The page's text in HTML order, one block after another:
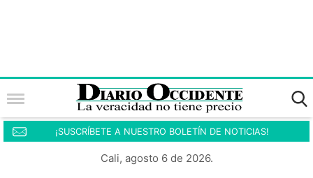
¡SUSCRÍBETE A NUESTRO BOLETÍN DE NOTICIAS!
Cali, agosto 6 de 2026.